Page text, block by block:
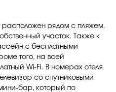
рядом с пляжем.
участок. Также к
с бесплатными
того, на всей
Wi-Fi. В номерах отеля
со спутниковыми
бар, который по